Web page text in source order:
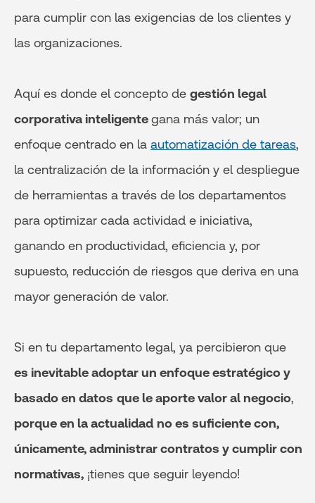
para cumplir con las exigencias de los clientes y
las organizaciones.
Aquí es donde el concepto de gestión legal
corporativa inteligentegana más valor; un
enfoque centrado en la automatización de tareas,
la centralización de la información y el despliegue
de herramientas a través de los departamentos
para optimizar cada actividad e iniciativa,
ganando en productividad, eficiencia y, por
supuesto, reducción de riesgos que deriva en una
mayor generación de valor.
Si en tu departamento legal, ya percibieron que
es inevitable adoptar un enfoque estratégico y
basado en datos que le aporte valor al negocio,
porque en la actualidad no es suficiente con,
únicamente, administrar contratos y cumplir con
normativas, ¡tienes que seguir leyendo!